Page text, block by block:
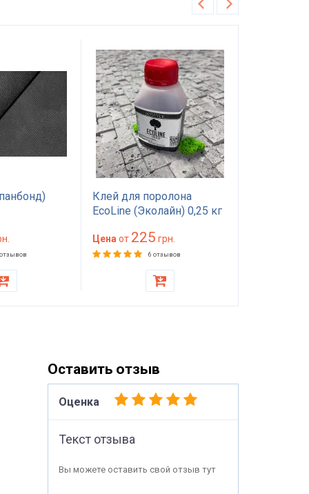
Клей для поролона
EcoLine (Эколайн) 0,25 кг
красного цвета
Цена от 225 грн.
6 отзывов
Оставить отзыв
Оценка
Текст отзыва
Вы можете оставить свой отзыв тут